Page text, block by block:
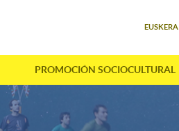
EUSKERA
PROMOCIÓN SOCIOCULTURAL